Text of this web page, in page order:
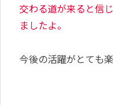
交わる道が来ると信
ましたよ。
今後の活躍がとても